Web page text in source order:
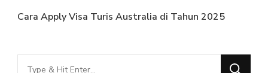
Cara Apply Visa Turis Australia di Tahun 2025
Looking